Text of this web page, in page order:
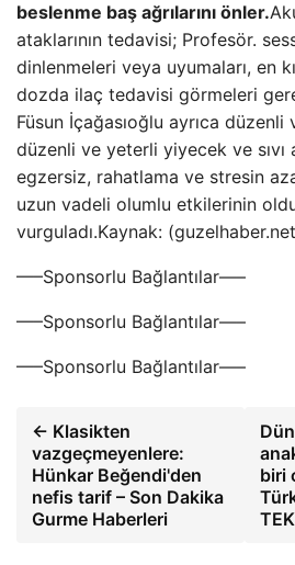
beslenme baş ağrılarını önler.
ataklarının tedavisi; Profesör.
dinlenmeleri veya uyumaları, en
dozda ilaç tedavisi görmeleri
Füsun İçağasıoğlu ayrıca
düzenli ve yeterli yiyecek ve sıvı
egzersiz, rahatlama ve stresin
uzun vadeli olumlu etkilerinin
vurguladı.Kaynak:
—–Sponsorlu Bağlantılar—–
—–Sponsorlu Bağlantılar—–
—–Sponsorlu Bağlantılar—–
← Klasikten
vazgeçmeyenlere:
Hünkar Beğendi'den
nefis tarif – Son Dakika
Gurme Haberleri
biri